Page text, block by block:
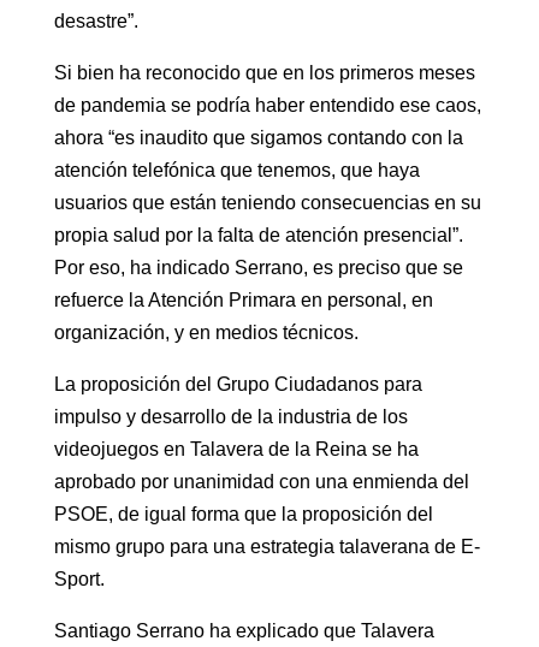
desastre”.
Si bien ha reconocido que en los primeros meses
de pandemia se podría haber entendido ese caos,
ahora “es inaudito que sigamos contando con la
atención telefónica que tenemos, que haya
usuarios que están teniendo consecuencias en su
propia salud por la falta de atención presencial”.
Por eso, ha indicado Serrano, es preciso que se
refuerce la Atención Primara en personal, en
organización, y en medios técnicos.
La proposición del Grupo Ciudadanos para
impulso y desarrollo de la industria de los
videojuegos en Talavera de la Reina se ha
aprobado por unanimidad con una enmienda del
PSOE, de igual forma que la proposición del
mismo grupo para una estrategia talaverana de E-
Sport.
Santiago Serrano ha explicado que Talavera